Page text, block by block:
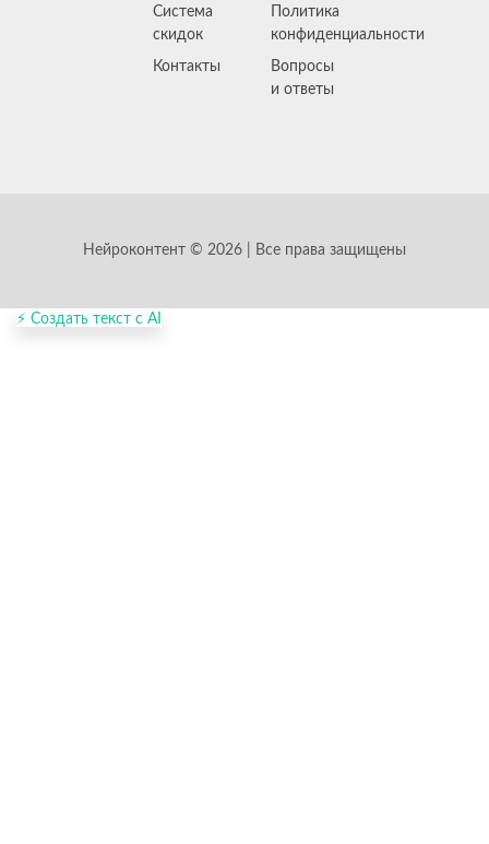
Система
скидок
Контакты
Политика
конфиденциальности
Вопросы
и ответы
Нейроконтент © 2026 | Все права защищены
⚡ Создать текст с AI